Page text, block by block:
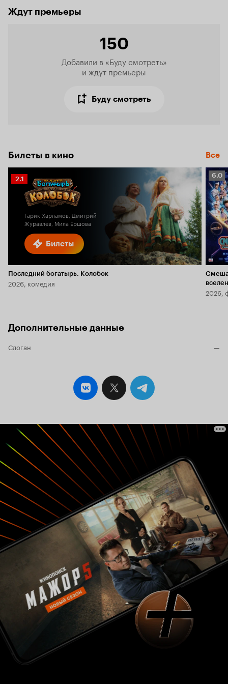
Ждут премьеры
150
Добавили в «Буду смотреть»
и ждут премьеры
Буду смотреть
Билеты в кино Все
Билеты
Рейтинг
Кинопоиска
2.1
Гарик Харламов, Дмитрий
Журавлев, Мила Ершова
Последний богатырь. Колобок
2026, комедия
6.0
6.0
2026,
Дополнительные данные
Слоган —